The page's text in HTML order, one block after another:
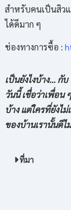
สำหรับคนเป็นสิว
ได้ดีมาก ๆ
ช่องทางการซื้อ :
เป็นยังไงบ้าง… กับ
วันนี้ เชื่อว่าเพื่อน
บ้าง แต่ใครที่ยังไ
ของบ้านเรานั้นดี
ที่มา